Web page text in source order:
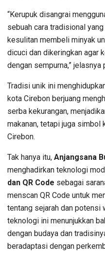
“Kerupuk disangrai
sebuah cara tradisional
kesulitan membeli minyak
dicuci dan dikeringkan agar
dengan sempurna,”
Tradisi unik ini
kota Cirebon berjuang
serba kekurangan,
makanan, tetapi juga simbol
Cirebon.
Tak hanya itu, Anjangsana
menghadirkan teknologi
dan QR Code sebagai
menscan QR Code untuk
tentang sejarah dan potensi
teknologi ini menunjukkan
dengan budaya dan
beradaptasi dengan